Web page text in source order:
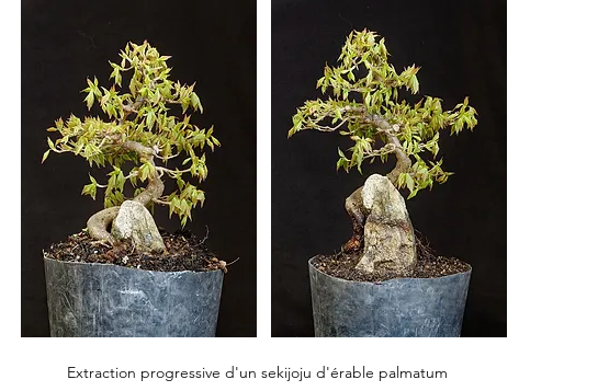
Extraction progressive d'un sekijoju d'érable palmatum